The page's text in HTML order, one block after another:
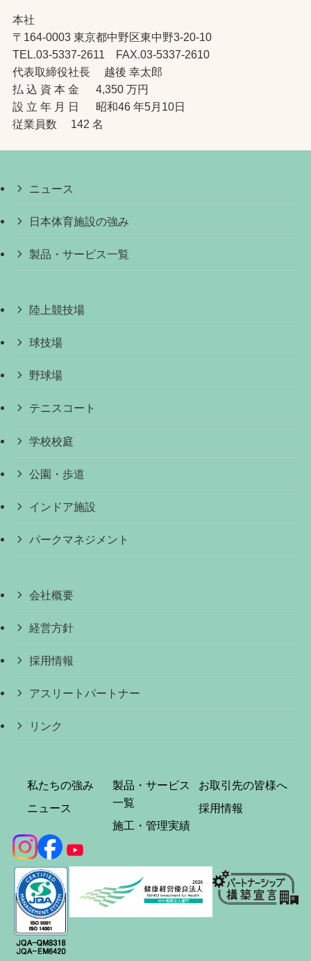
本社
〒164-0003 東京都中野区東中野3-20-10
TEL.03-5337-2611 FAX.03-5337-2610
代表取締役社長 越後 幸太郎
払 込 資 本 金 4,350 万円
設 立 年 月 日 昭和46 年5月10日
従業員数 142 名
ニュース
日本体育施設の強み
製品・サービス一覧
陸上競技場
球技場
野球場
テニスコート
学校校庭
公園・歩道
インドア施設
パークマネジメント
会社概要
経営方針
採用情報
アスリートパートナー
リンク
私たちの強み
ニュース
製品・サービス
一覧
施工・管理実績
お取引先の皆様へ
採用情報